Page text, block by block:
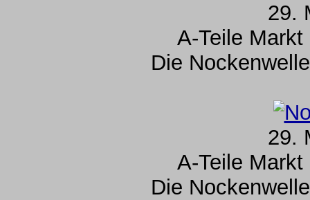
29.
A-Teile
Die
29.
A-Teile
Die